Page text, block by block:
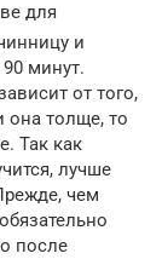
для
и
минут.
от того,
она толще, то
Так как
лучше
чем
после